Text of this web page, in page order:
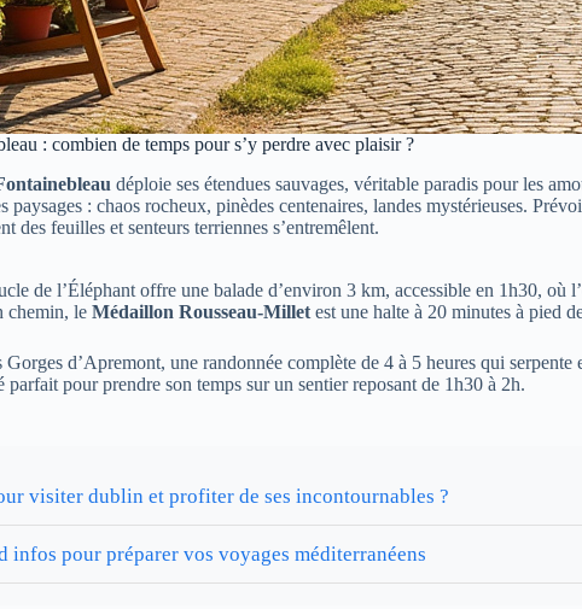
: combien de temps pour s’y perdre avec plaisir ?
déploie ses étendues sauvages, véritable paradis pour les
paysages : chaos rocheux, pinèdes centenaires, landes mystérieuses.
des feuilles et senteurs terriennes s’entremêlent.
de l’Éléphant offre une balade d’environ 3 km, accessible en 1h30,
chemin, le Médaillon Rousseau-Millet est une halte à 20 minutes à pied
d’Apremont, une randonnée complète de 4 à 5 heures qui
parfait pour prendre son temps sur un sentier reposant de 1h30 à 2h.
visiter dublin et profiter de ses incontournables ?
infos pour préparer vos voyages méditerranéens